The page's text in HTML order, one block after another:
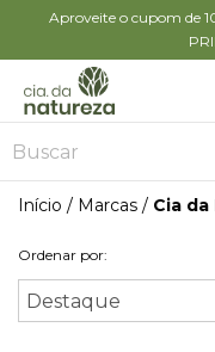
Aproveite o cupom de
Início / Marcas / Cia
Ordenar por: